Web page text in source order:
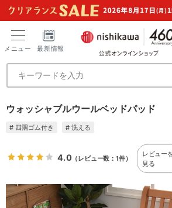
メニュー 最新情報
ウォッシャブルウールベッドパッド
# 四隅ゴム付き # 洗える
4.0（レビュー数：1件）
レビュー
見る